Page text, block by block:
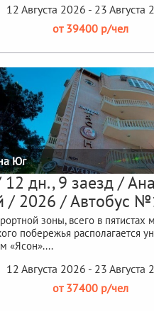
12 Августа 2026 - 23 Августа
от 39400 р/чел
Юг
дн., 9 заезд /
/ 2026 / Автобус
зоны, всего в пятистах
побережья располагается
«Ясон»....
12 Августа 2026 - 23 Августа
от 37400 р/чел